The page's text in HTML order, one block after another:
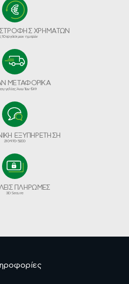
ΧΡΗΜΑΤΩΝ
10 εργάσιμων ημερών
ΜΕΤΑΦΟΡΙΚΑ
Άνω Των €49
ΕΞΥΠΗΡΕΤΗΣΗ
210-970-5200
ΠΛΗΡΩΜΕΣ
3D Secure